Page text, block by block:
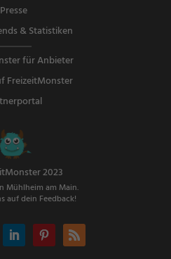
Presse
& Statistiken
für Anbieter
FreizeitMonster
2023
Mühlheim am Main.
auf dein Feedback!